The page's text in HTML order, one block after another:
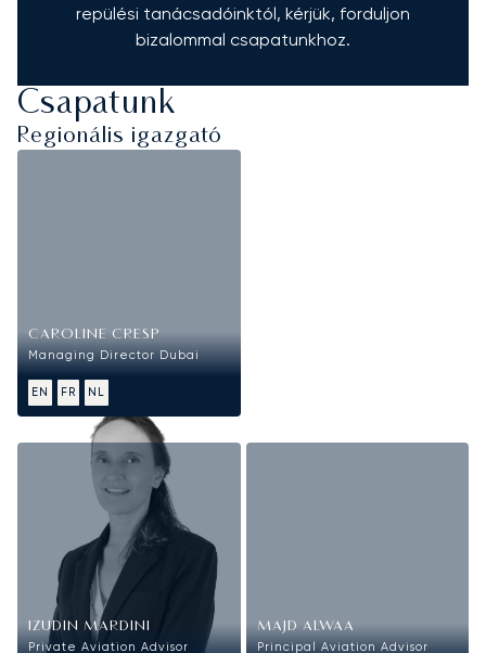
repülési tanácsadóinktól, kérjük, forduljon
bizalommal csapatunkhoz.
Csapatunk
Regionális igazgató
CAROLINE CRESP
Managing Director Dubai
EN FR NL
IZUDIN MARDINI
Private Aviation Advisor
MAJD ALWAA
Principal Aviation Advisor